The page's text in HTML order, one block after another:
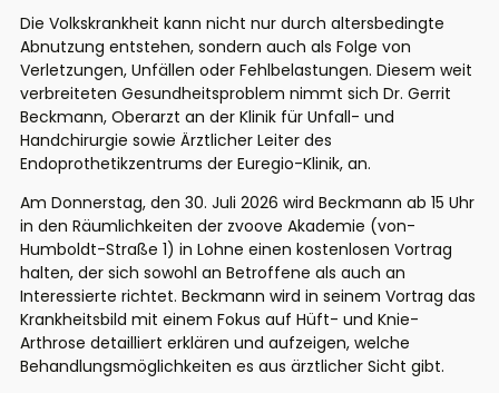
Die Volkskrankheit kann nicht nur durch altersbedingte
Abnutzung entstehen, sondern auch als Folge von
Verletzungen, Unfällen oder Fehlbelastungen. Diesem weit
verbreiteten Gesundheitsproblem nimmt sich Dr. Gerrit
Beckmann, Oberarzt an der Klinik für Unfall- und
Handchirurgie sowie Ärztlicher Leiter des
Endoprothetikzentrums der Euregio-Klinik, an.
Am Donnerstag, den 30. Juli 2026 wird Beckmann ab 15 Uhr
in den Räumlichkeiten der zvoove Akademie (von-
Humboldt-Straße 1) in Lohne einen kostenlosen Vortrag
halten, der sich sowohl an Betroffene als auch an
Interessierte richtet. Beckmann wird in seinem Vortrag das
Krankheitsbild mit einem Fokus auf Hüft- und Knie-
Arthrose detailliert erklären und aufzeigen, welche
Behandlungsmöglichkeiten es aus ärztlicher Sicht gibt.